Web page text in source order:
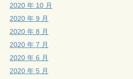
2020 年 10 月
2020 年 9 月
2020 年 8 月
2020 年 7 月
2020 年 6 月
2020 年 5 月